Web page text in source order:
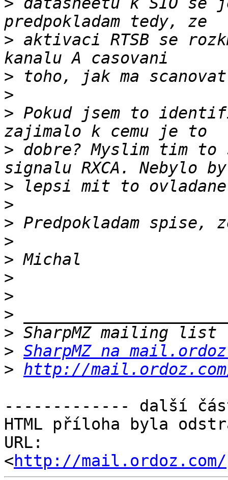
> aktivaci RTSB se
>
>
> Pokud jsem to
> dobre? Myslim tim to
>
>
>
>
>
>
>
>
>
> SharpMZ na
> http://
------------- další
HTML příloha byla
URL:
<http://mail.ordoz.com/